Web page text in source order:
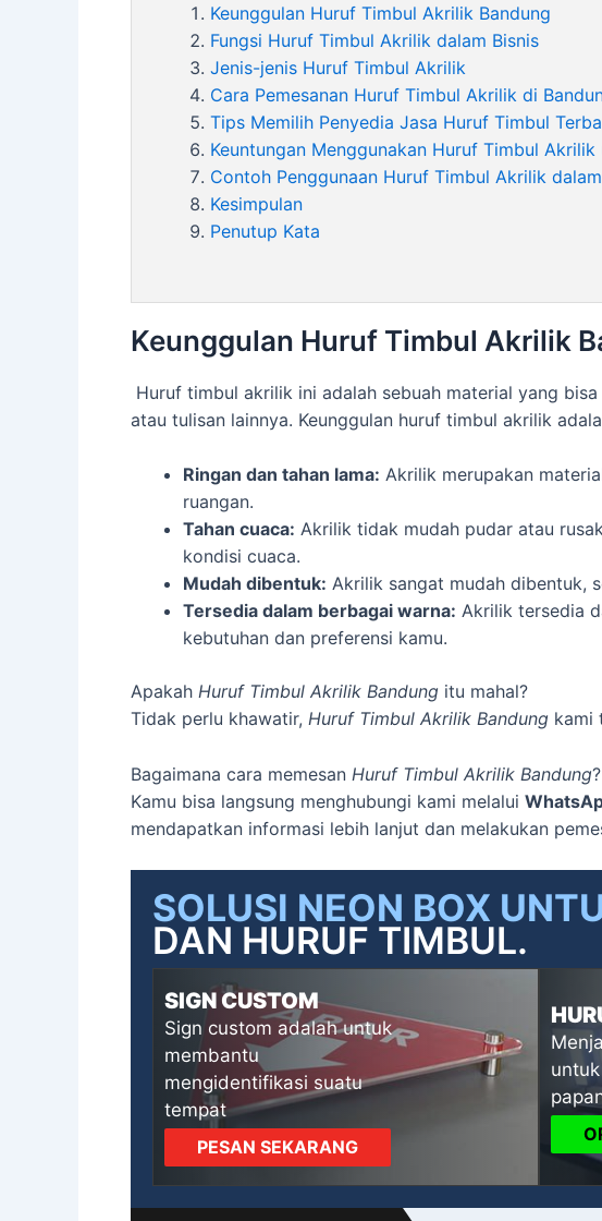
Keunggulan Huruf Timbul Akrilik Bandung
Fungsi Huruf Timbul Akrilik dalam Bisnis
Jenis-jenis Huruf Timbul Akrilik
Cara Pemesanan Huruf Timbul Akrilik di
Tips Memilih Penyedia Jasa Huruf Timbul
Keuntungan Menggunakan Huruf Timbul Akrilik
Contoh Penggunaan Huruf Timbul Akrilik
Kesimpulan
Penutup Kata
Keunggulan Huruf Timbul Akrilik
Huruf timbul akrilik ini adalah sebuah material yang
atau tulisan lainnya. Keunggulan huruf timbul akrilik
Ringan dan tahan lama: Akrilik merupakan
ruangan.
Tahan cuaca: Akrilik tidak mudah pudar atau
kondisi cuaca.
Mudah dibentuk: Akrilik sangat mudah dibentuk,
Tersedia dalam berbagai warna: Akrilik tersedia
kebutuhan dan preferensi kamu.
Apakah Huruf Timbul Akrilik Bandung itu mahal?
Tidak perlu khawatir, Huruf Timbul Akrilik Bandung kami
Bagaimana cara memesan Huruf Timbul Akrilik Bandung?
Kamu bisa langsung menghubungi kami melalui
mendapatkan informasi lebih lanjut dan melakukan
SOLUSI NEON BOX
DAN HURUF TIMBUL.
SIGN CUSTOM
Sign custom adalah untuk
membantu
mengidentifikasi suatu
tempat
PESAN SEKARANG